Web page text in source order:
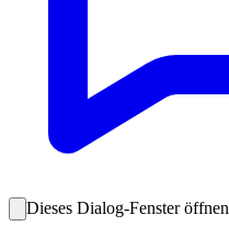
Dieses Dialog-Fenster öffnen